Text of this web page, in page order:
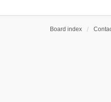
Board index